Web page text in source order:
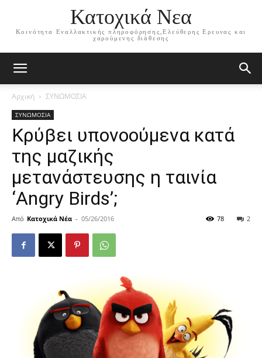
Κατοχικά Νεα
Κοινότητα Εναλλακτικής πληροφόρησης,Ελεύθερης Ερευνας και
χαρούμενης διάθεσης
Αρχική ΣΥΝΩΜΟΣΙΑ
ΣΥΝΩΜΟΣΙΑ
Κρύβει υπονοούμενα κατά
της μαζικής
μετανάστευσης η ταινία
‘Angry Birds’;
Από Κατοχικά Νέα - 05/26/2016 2
78